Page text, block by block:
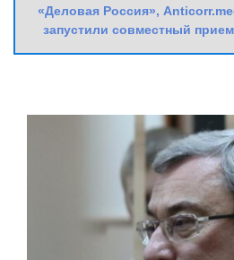
«Деловая Россия»,
запустили совместный